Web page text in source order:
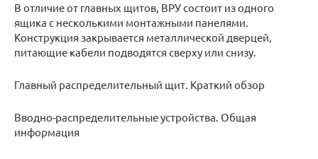
В отличие от главных щитов, ВРУ состоит из одного
ящика с несколькими монтажными панелями.
Конструкция закрывается металлической дверцей,
питающие кабели подводятся сверху или снизу.
Главный распределительный щит. Краткий обзор
Вводно-распределительные устройства. Общая
информация